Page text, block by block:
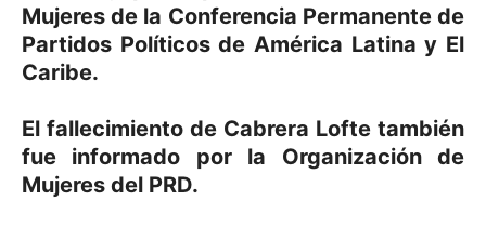
Mujeres de la Conferencia Permanente de
Partidos Políticos de América Latina y El
Caribe.
El fallecimiento de Cabrera Lofte también
fue informado por la Organización de
Mujeres del PRD.